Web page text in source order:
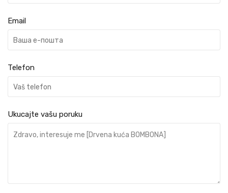
Email
Telefon
Ukucajte vašu poruku